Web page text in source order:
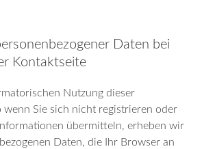
Daten bei
Kontaktseite
Nutzung dieser
wenn Sie sich nicht registrieren oder
übermitteln, erheben wir
Daten, die Ihr Browser an